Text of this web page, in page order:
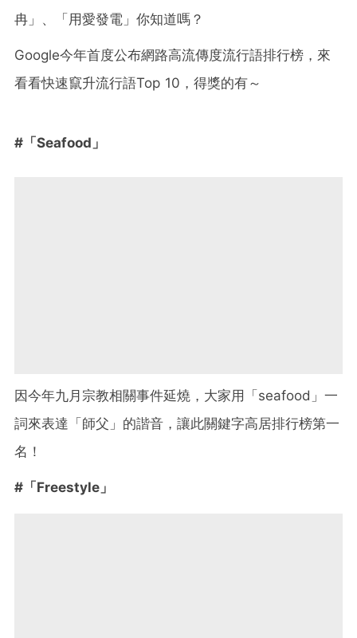
冉」、「用愛發電」你知道嗎？
Google今年首度公布網路高流傳度流行語排行榜，來
看看快速竄升流行語Top 10，得獎的有～
#「Seafood」
因今年九月宗教相關事件延燒，大家用「seafood」一
詞來表達「師父」的諧音， 讓此關鍵字高居排行榜第一
名！
#「Freestyle」